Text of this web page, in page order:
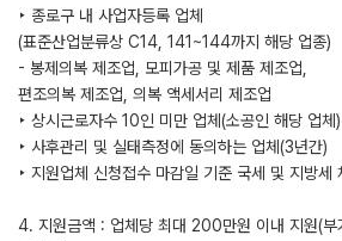
‣ 종로구 내 사업자등록 업체
(표준산업분류상 C14, 141~144까지 해당 업종)
- 봉제의복 제조업, 모피가공 및 제품 제조업,
편조의복 제조업, 의복 액세서리 제조업
‣ 상시근로자수 10인 미만 업체(소공인 해당 업체)
‣ 사후관리 및 실태측정에 동의하는 업체(3년간)
‣ 지원업체 신청접수 마감일 기준 국세 및 지방세
4. 지원금액 : 업체당 최대 200만원 이내 지원(부